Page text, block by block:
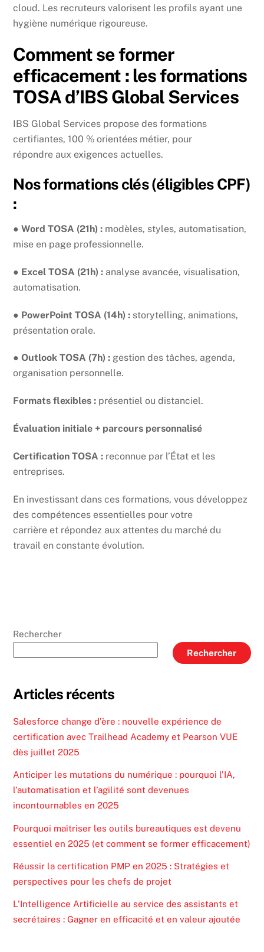
cloud. Les recruteurs valorisent les profils ayant une
hygiène numérique rigoureuse.
Comment se former
efficacement : les formations
TOSA d’IBS Global Services
IBS Global Services propose des formations
certifiantes, 100 % orientées métier, pour
répondre aux exigences actuelles.
Nos formations clés (éligibles CPF)
:
●Word TOSA (21h) : modèles, styles, automatisation,
mise en page professionnelle.
● Excel TOSA (21h) : analyse avancée, visualisation,
automatisation.
● PowerPoint TOSA (14h) : storytelling, animations,
présentation orale.
●Outlook TOSA (7h) : gestion des tâches, agenda,
organisation personnelle.
Formats flexibles : présentiel ou distanciel.
Évaluation initiale + parcours personnalisé
Certification TOSA : reconnue par l’État et les
entreprises.
En investissant dans ces formations, vous développez
des compétences essentielles pour votre
carrière et répondez aux attentes du marché du
travail en constante évolution.
Rechercher
Rechercher
Articles récents
Salesforce change d’ère : nouvelle expérience de
certification avec Trailhead Academy et Pearson VUE
dès juillet 2025
Anticiper les mutations du numérique : pourquoi l’IA,
l’automatisation et l’agilité sont devenues
incontournables en 2025
Pourquoi maîtriser les outils bureautiques est devenu
essentiel en 2025 (et comment se former efficacement)
Réussir la certification PMP en 2025 : Stratégies et
perspectives pour les chefs de projet
L’Intelligence Artificielle au service des assistants et
secrétaires : Gagner en efficacité et en valeur ajoutée